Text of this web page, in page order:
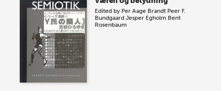
Edited by Per Aage Brandt Peer F.
Bundgaard Jesper Egholm Bent
Rosenbaum